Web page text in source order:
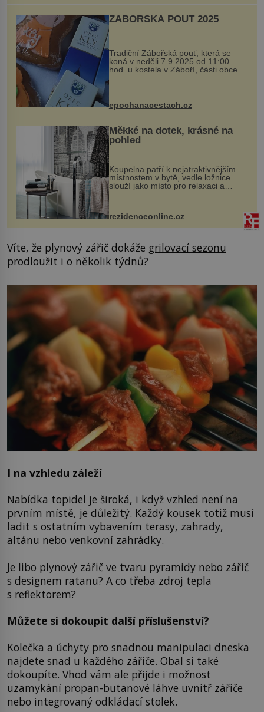
ZÁBOŘSKÁ POUŤ 2025
Tradiční Zábořská pouť, která se
koná v neděli 7.9.2025 od 11:00
hod. u kostela v Záboří, části obce
Kly u Mělníka. V programu naleznete
komentovanou prohlídku kostela,
epochanacestach.cz
Měkké na dotek, krásné na
pohled
Koupelna patří k nejatraktivnějším
místnostem v bytě, vedle ložnice
slouží jako místo pro relaxaci a
odpočinek. Koupelnový textil –
ručníky, osušky a koberečky –
mohou jako mávnutím kouzelného
proutku...
rezidenceonline.cz
Víte, že plynový zářič dokáže grilovací sezonu
prodloužit i o několik týdnů?
I na vzhledu záleží
Nabídka topidel je široká, i když vzhled není na
prvním místě, je důležitý. Každý kousek totiž musí
ladit s ostatním vybavením terasy, zahrady,
altánu nebo venkovní zahrádky.
Je libo plynový zářič ve tvaru pyramidy nebo zářič
s designem ratanu? A co třeba zdroj tepla
s reflektorem?
Můžete si dokoupit další příslušenství?
Kolečka a úchyty pro snadnou manipulaci dneska
najdete snad u každého zářiče. Obal si také
dokoupíte. Vhod vám ale přijde i možnost
uzamykání propan-butanové láhve uvnitř zářiče
nebo integrovaný odkládací stolek.